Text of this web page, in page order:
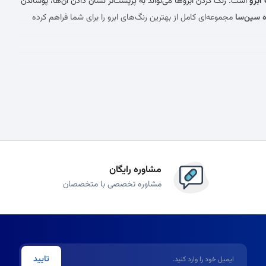
سین‌سا مجموعه‌ای کامل از بهترین رنگ‌های ابرو را برای شما فراهم کرده
مشاوره رایگان
مشاوره تخصصی با متخصصان
ایمیل
تایید